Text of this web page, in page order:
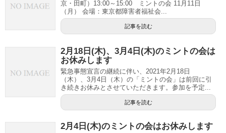
京・田町）13:00～15:00 ミントの会 11月11日
（月） 会場：東京都障害者福祉会...
記事を読む
2月18日(木)、3月4日(木)のミントの会は
お休みします
緊急事態宣言の継続に伴い、2021年2月18日
（木）、3月4日（木）の「ミントの会」は前回に引
き続きお休みとさせていただきます。参加を予定...
記事を読む
2月4日(木)のミントの会はお休みします